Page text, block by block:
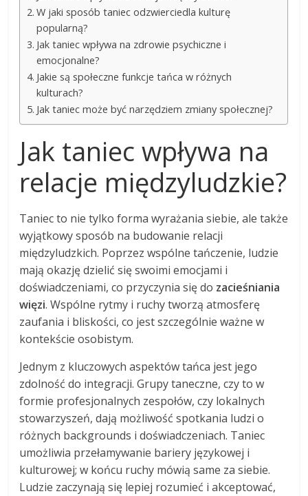
W jaki sposób taniec odzwierciedla kulturę
popularną?
Jak taniec wpływa na zdrowie psychiczne i
emocjonalne?
Jakie są społeczne funkcje tańca w różnych
kulturach?
Jak taniec może być narzędziem zmiany społecznej?
Jak taniec wpływa na
relacje międzyludzkie?
Taniec to nie tylko forma wyrażania siebie, ale także
wyjątkowy sposób na budowanie relacji
międzyludzkich. Poprzez wspólne tańczenie, ludzie
mają okazję dzielić się swoimi emocjami i
doświadczeniami, co przyczynia się do zacieśniania
więzi. Wspólne rytmy i ruchy tworzą atmosferę
zaufania i bliskości, co jest szczególnie ważne w
kontekście osobistym.
Jednym z kluczowych aspektów tańca jest jego
zdolność do integracji. Grupy taneczne, czy to w
formie profesjonalnych zespołów, czy lokalnych
stowarzyszeń, dają możliwość spotkania ludzi o
różnych backgrounds i doświadczeniach. Taniec
umożliwia przełamywanie bariery językowej i
kulturowej; w końcu ruchy mówią same za siebie.
Ludzie zaczynają się lepiej rozumieć i akceptować,